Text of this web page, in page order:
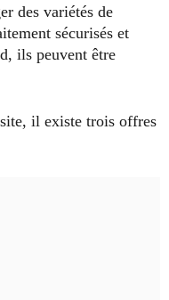
des variétés de
sécurisés et
ils peuvent être
il existe trois offres